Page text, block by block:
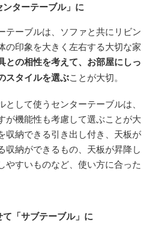
ターテーブル」に
テーブルは、ソファと共にリビン
の印象を大きく左右する大切な家
との相性を考えて、お部屋にしっ
スタイルを選ぶことが大切。
して使うセンターテーブルは、
が機能性も考慮して選ぶことが大
収納できる引き出し付き、天板が
収納ができるもの、天板が昇降し
やすいものなど、使い方に合った
「サブテーブル」に